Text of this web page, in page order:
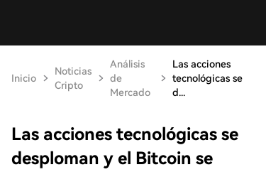
Inicio
Noticias
Cripto
Análisis
de
Mercado
Las acciones
tecnológicas se
d...
Las acciones tecnológicas se
desploman y el Bitcoin se